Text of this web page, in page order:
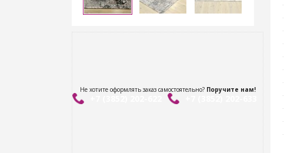
Не хотите оформлять заказ самостоятельно? Поручите нам!